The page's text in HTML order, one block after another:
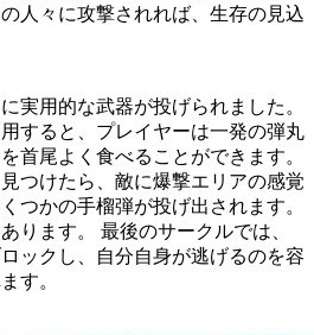
人々に攻撃されれば、生存の見込
実用的な武器が投げられました。
すると、プレイヤーは一発の弾丸
首尾よく食べることができます。
つけたら、敵に爆撃エリアの感覚
つかの手榴弾が投げ出されます。
ります。 最後のサークルでは、
ックし、自分自身が逃げるのを容
す。